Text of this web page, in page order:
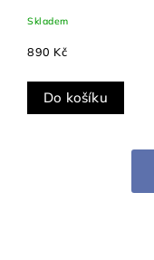
Skladem
890 Kč
Do košíku